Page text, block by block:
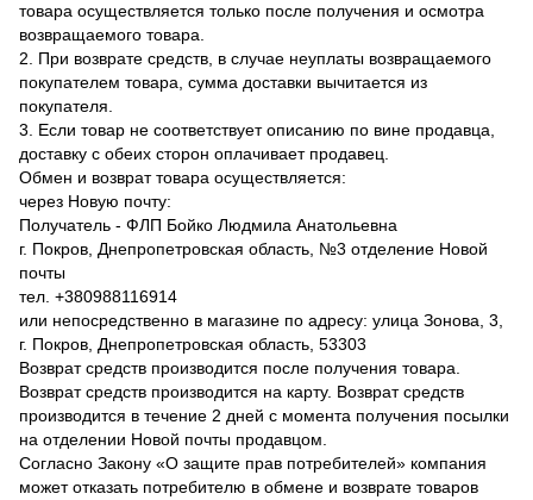
товара осуществляется только после получения и осмотра
возвращаемого товара.
2. При возврате средств, в случае неуплаты возвращаемого
покупателем товара, сумма доставки вычитается из
покупателя.
3. Если товар не соответствует описанию по вине продавца,
доставку с обеих сторон оплачивает продавец.
Обмен и возврат товара осуществляется:
через Новую почту:
Получатель - ФЛП Бойко Людмила Анатольевна
г. Покров, Днепропетровская область, №3 отделение Новой
почты
тел. +380988116914
или непосредственно в магазине по адресу: улица Зонова, 3,
г. Покров, Днепропетровская область, 53303
Возврат средств производится после получения товара.
Возврат средств производится на карту. Возврат средств
производится в течение 2 дней с момента получения посылки
на отделении Новой почты продавцом.
Согласно Закону «О защите прав потребителей» компания
может отказать потребителю в обмене и возврате товаров